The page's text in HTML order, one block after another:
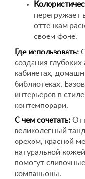
перегружает
оттенкам
своем фоне.
Где использовать:
создания глубоких
кабинетах,
библиотеках.
интерьеров в
контемпорари.
С чем сочетать:
великолепный
орехом, красной
натуральной
помогут
компаньоны.